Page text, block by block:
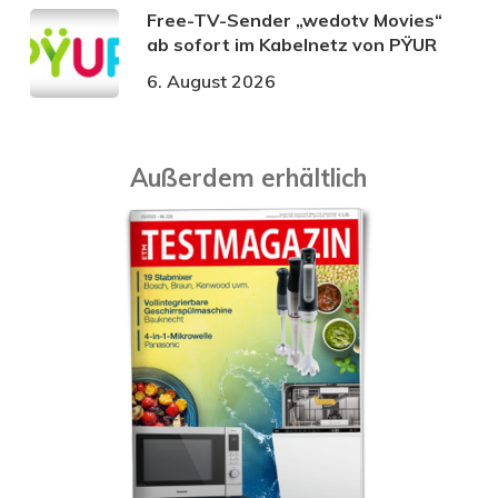
Free-TV-Sender „wedotv Movies“
ab sofort im Kabelnetz von PŸUR
6. August 2026
Außerdem erhältlich